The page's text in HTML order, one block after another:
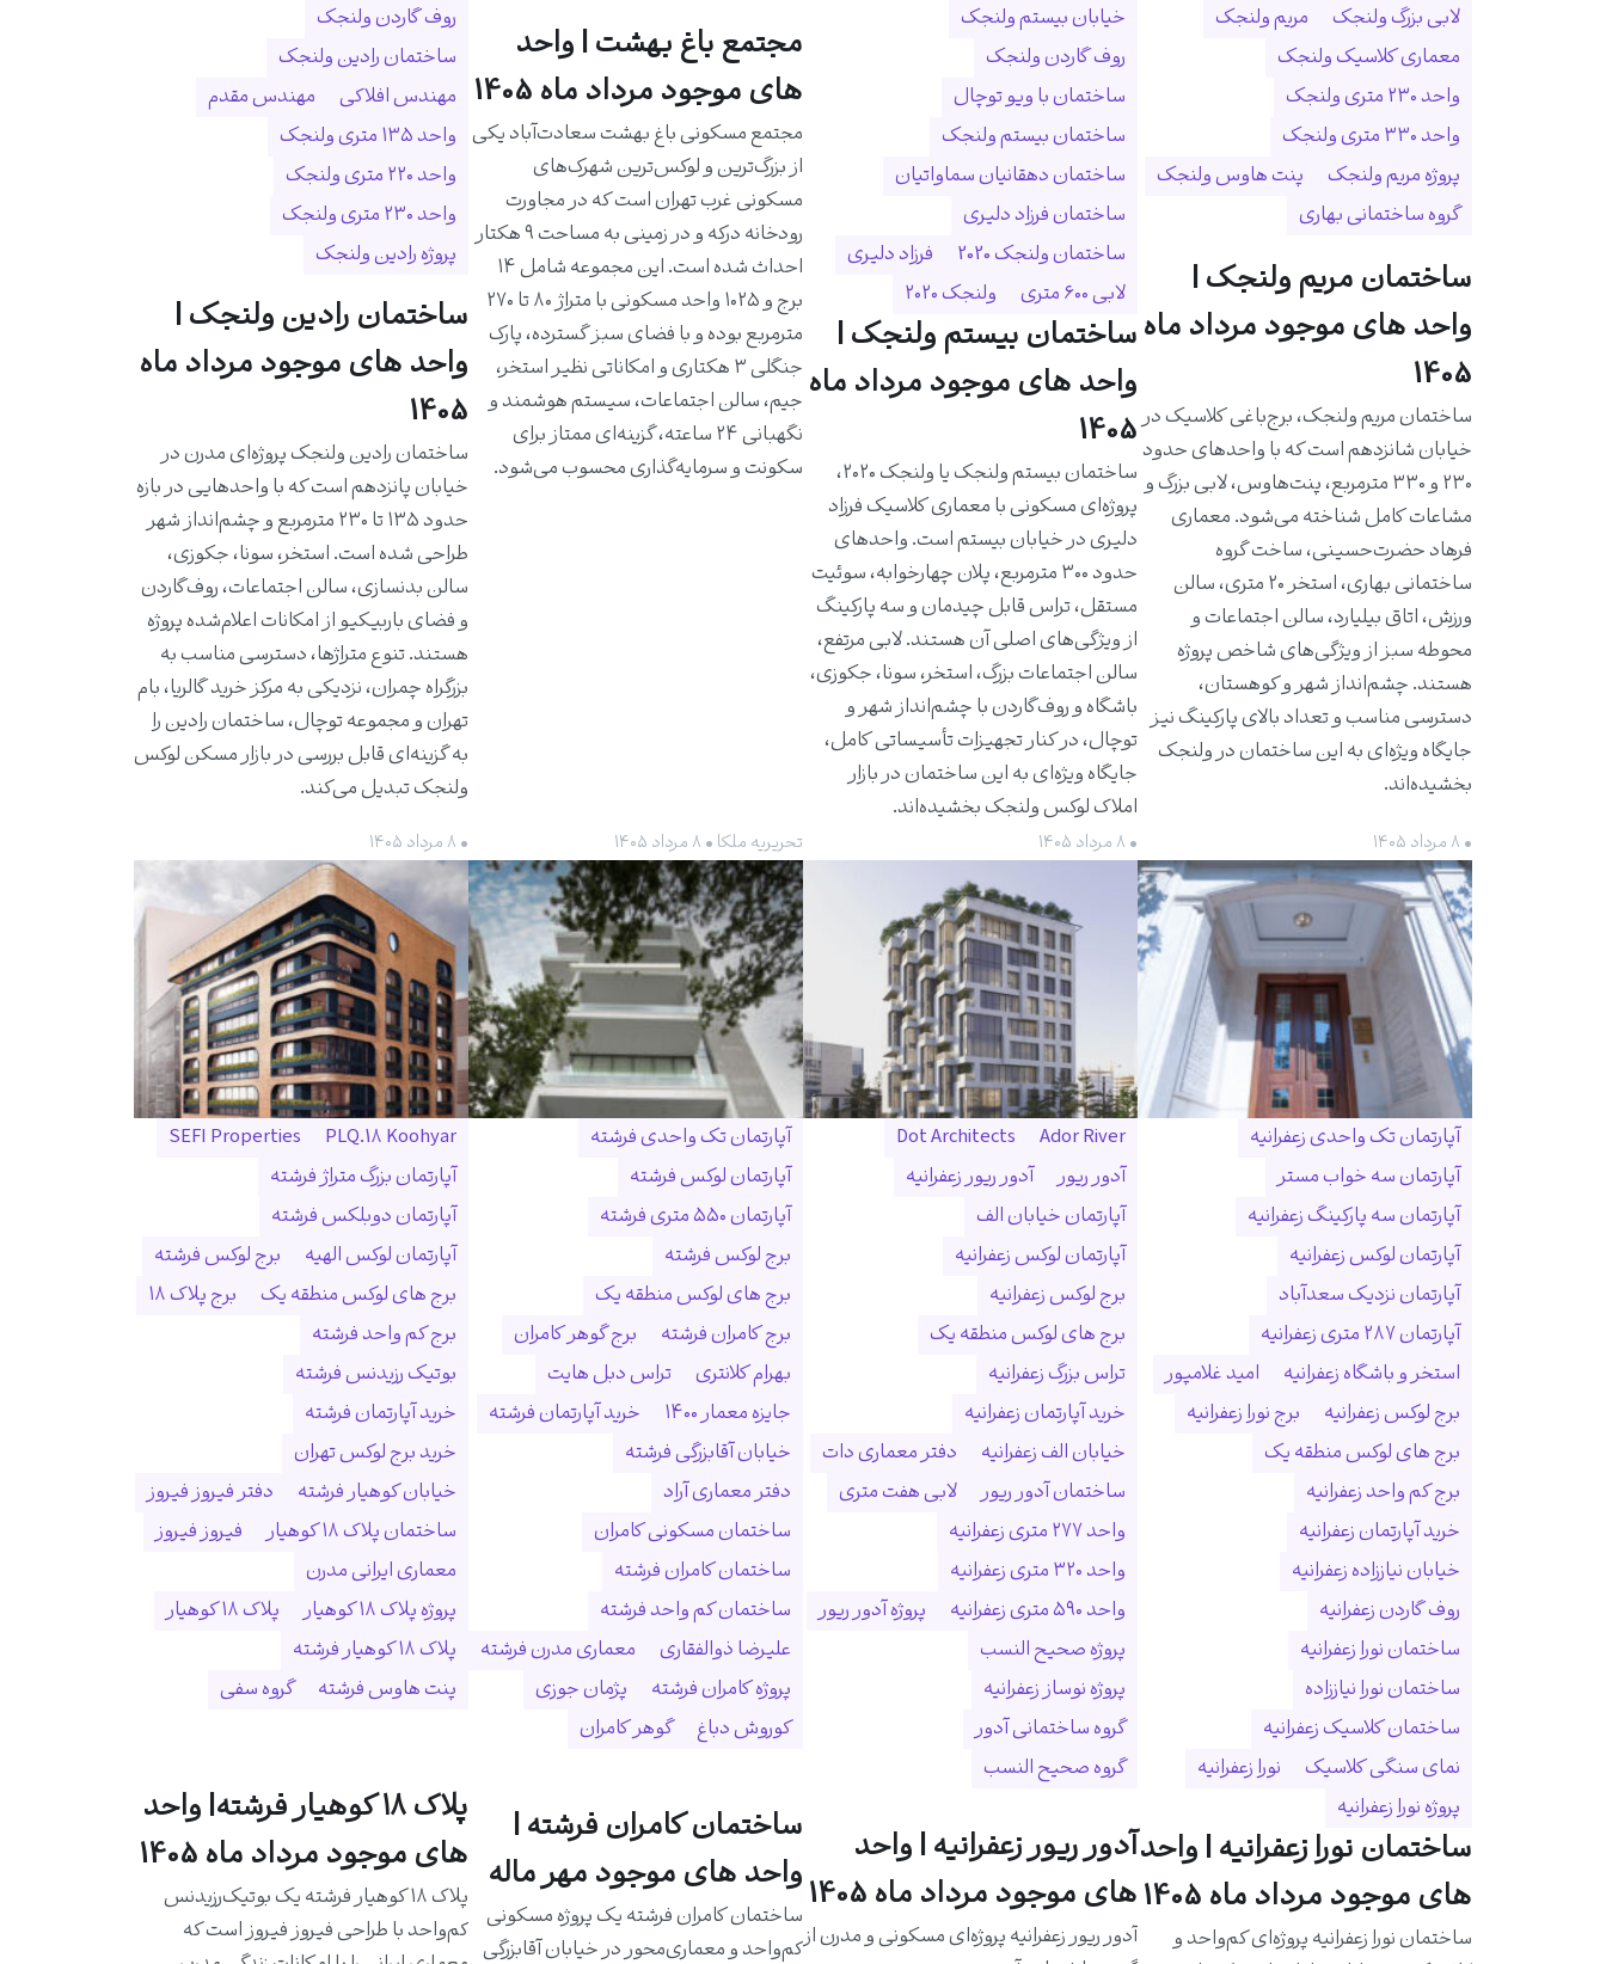
لابی بزرگ ولنجک
مریم ولنجک
معماری کلاسیک ولنجک
واحد ۲۳۰ متری ولنجک
واحد ۳۳۰ متری ولنجک
پروژه مریم ولنجک
پنت هاوس ولنجک
گروه ساختمانی بهاری
ساختمان مریم ولنجک |
واحد های موجود مرداد ماه
1405
ساختمان مریم ولنجک، برج‌باغی کلاسیک در
خیابان شانزدهم است که با واحدهای حدود
۲۳۰ و ۳۳۰ مترمربع، پنت‌هاوس، لابی بزرگ و
مشاعات کامل شناخته می‌شود. معماری
فرهاد حضرت‌حسینی، ساخت گروه
ساختمانی بهاری، استخر ۲۰ متری، سالن
ورزش، اتاق بیلیارد، سالن اجتماعات و
محوطه سبز از ویژگی‌های شاخص پروژه
هستند. چشم‌انداز شهر و کوهستان،
دسترسی مناسب و تعداد بالای پارکینگ نیز
جایگاه ویژه‌ای به این ساختمان در ولنجک
بخشیده‌اند.
• ۸ مرداد ۱۴۰۵
خیابان بیستم ولنجک
روف گاردن ولنجک
ساختمان با ویو توچال
ساختمان بیستم ولنجک
ساختمان دهقانیان سماواتیان
ساختمان فرزاد دلیری
ساختمان ولنجک 2020
فرزاد دلیری
لابی ۶۰۰ متری
ولنجک ۲۰۲۰
ساختمان بیستم ولنجک |
واحد های موجود مرداد ماه
1405
ساختمان بیستم ولنجک یا ولنجک ۲۰۲۰،
پروژه‌ای مسکونی با معماری کلاسیک فرزاد
دلیری در خیابان بیستم است. واحدهای
حدود ۳۰۰ مترمربع، پلان چهارخوابه، سوئیت
مستقل، تراس قابل چیدمان و سه پارکینگ
از ویژگی‌های اصلی آن هستند. لابی مرتفع،
سالن اجتماعات بزرگ، استخر، سونا، جکوزی،
باشگاه و روف‌گاردن با چشم‌انداز شهر و
توچال، در کنار تجهیزات تأسیساتی کامل،
جایگاه ویژه‌ای به این ساختمان در بازار
املاک لوکس ولنجک بخشیده‌اند.
• ۸ مرداد ۱۴۰۵
مجتمع باغ بهشت | واحد
های موجود مرداد ماه 1405
مجتمع مسکونی باغ بهشت سعادت‌آباد یکی
از بزرگ‌ترین و لوکس‌ترین شهرک‌های
مسکونی غرب تهران است که در مجاورت
رودخانه درکه و در زمینی به مساحت ۹ هکتار
احداث شده است. این مجموعه شامل ۱۴
برج و ۱۰۲۵ واحد مسکونی با متراژ ۸۰ تا ۲۷۰
مترمربع بوده و با فضای سبز گسترده، پارک
جنگلی ۳ هکتاری و امکاناتی نظیر استخر،
جیم، سالن اجتماعات، سیستم هوشمند و
نگهبانی ۲۴ ساعته، گزینه‌ای ممتاز برای
سکونت و سرمایه‌گذاری محسوب می‌شود.
تحریریه ملکا • ۸ مرداد ۱۴۰۵
روف گاردن ولنجک
ساختمان رادین ولنجک
مهندس افلاکی
مهندس مقدم
واحد ۱۳۵ متری ولنجک
واحد ۲۲۰ متری ولنجک
واحد ۲۳۰ متری ولنجک
پروژه رادین ولنجک
ساختمان رادین ولنجک |
واحد های موجود مرداد ماه
1405
ساختمان رادین ولنجک پروژه‌ای مدرن در
خیابان پانزدهم است که با واحدهایی در بازه
حدود ۱۳۵ تا ۲۳۰ مترمربع و چشم‌انداز شهر
طراحی شده است. استخر، سونا، جکوزی،
سالن بدنسازی، سالن اجتماعات، روف‌گاردن
و فضای باربیکیو از امکانات اعلام‌شده پروژه
هستند. تنوع متراژها، دسترسی مناسب به
بزرگراه چمران، نزدیکی به مرکز خرید گالریا، بام
تهران و مجموعه توچال، ساختمان رادین را
به گزینه‌ای قابل بررسی در بازار مسکن لوکس
ولنجک تبدیل می‌کند.
• ۸ مرداد ۱۴۰۵
آپارتمان تک واحدی زعفرانیه
آپارتمان سه خواب مستر
آپارتمان سه پارکینگ زعفرانیه
آپارتمان لوکس زعفرانیه
آپارتمان نزدیک سعدآباد
آپارتمان ۲۸۷ متری زعفرانیه
استخر و باشگاه زعفرانیه
امید غلامپور
برج لوکس زعفرانیه
برج نورا زعفرانیه
برج های لوکس منطقه یک
برج کم واحد زعفرانیه
خرید آپارتمان زعفرانیه
خیابان نیاززاده زعفرانیه
روف گاردن زعفرانیه
ساختمان نورا زعفرانیه
ساختمان نورا نیاززاده
ساختمان کلاسیک زعفرانیه
نمای سنگی کلاسیک
نورا زعفرانیه
پروژه نورا زعفرانیه
ساختمان نورا زعفرانیه | واحد
های موجود مرداد ماه 1405
ساختمان نورا زعفرانیه پروژه‌ای کم‌واحد و
Ador River
Dot Architects
آدور ریور
آدور ریور زعفرانیه
آپارتمان خیابان الف
آپارتمان لوکس زعفرانیه
برج لوکس زعفرانیه
برج های لوکس منطقه یک
تراس بزرگ زعفرانیه
خرید آپارتمان زعفرانیه
خیابان الف زعفرانیه
دفتر معماری دات
ساختمان آدور ریور
لابی هفت متری
واحد ۲۷۷ متری زعفرانیه
واحد ۳۲۰ متری زعفرانیه
واحد ۵۹۰ متری زعفرانیه
پروژه آدور ریور
پروژه صحیح النسب
پروژه نوساز زعفرانیه
گروه ساختمانی آدور
گروه صحیح النسب
آدور ریور زعفرانیه | واحد
های موجود مرداد ماه 1405
آدور ریور زعفرانیه پروژه‌ای مسکونی و مدرن از
آپارتمان تک واحدی فرشته
آپارتمان لوکس فرشته
آپارتمان ۵۵۰ متری فرشته
برج لوکس فرشته
برج های لوکس منطقه یک
برج کامران فرشته
برج گوهر کامران
بهرام کلانتری
تراس دبل هایت
جایزه معمار ۱۴۰۰
خرید آپارتمان فرشته
خیابان آقابزرگی فرشته
دفتر معماری آراد
ساختمان مسکونی کامران
ساختمان کامران فرشته
ساختمان کم واحد فرشته
علیرضا ذوالفقاری
معماری مدرن فرشته
پروژه کامران فرشته
پژمان جوزی
کوروش دباغ
گوهر کامران
ساختمان کامران فرشته |
واحد های موجود مهر ماله
ساختمان کامران فرشته یک پروژه مسکونی
کم‌واحد و معماری‌محور در خیابان آقابزرگی
PLQ.18 Koohyar
SEFI Properties
آپارتمان بزرگ متراژ فرشته
آپارتمان دوبلکس فرشته
آپارتمان لوکس الهیه
برج لوکس فرشته
برج های لوکس منطقه یک
برج پلاک ۱۸
برج کم واحد فرشته
بوتیک رزیدنس فرشته
خرید آپارتمان فرشته
خرید برج لوکس تهران
خیابان کوهیار فرشته
دفتر فیروز فیروز
ساختمان پلاک ۱۸ کوهیار
فیروز فیروز
معماری ایرانی مدرن
پروژه پلاک ۱۸ کوهیار
پلاک ۱۸ کوهیار
پلاک ۱۸ کوهیار فرشته
پنت هاوس فرشته
گروه سفی
پلاک ۱۸ کوهیار فرشته| واحد
های موجود مرداد ماه 1405
پلاک ۱۸ کوهیار فرشته یک بوتیک‌رزیدنس
کم‌واحد با طراحی فیروز فیروز است که